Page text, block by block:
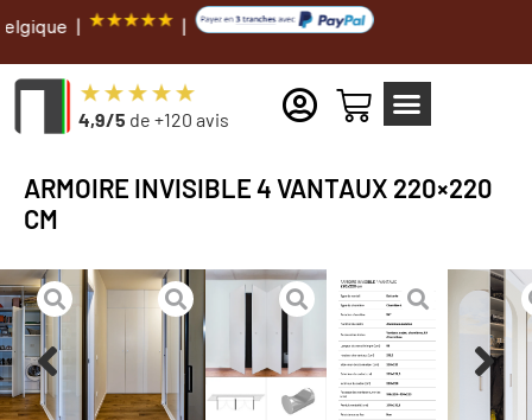
|
4,9/5 de +120 avis
ARMOIRE INVISIBLE 4 VANTAUX 220×220
CM